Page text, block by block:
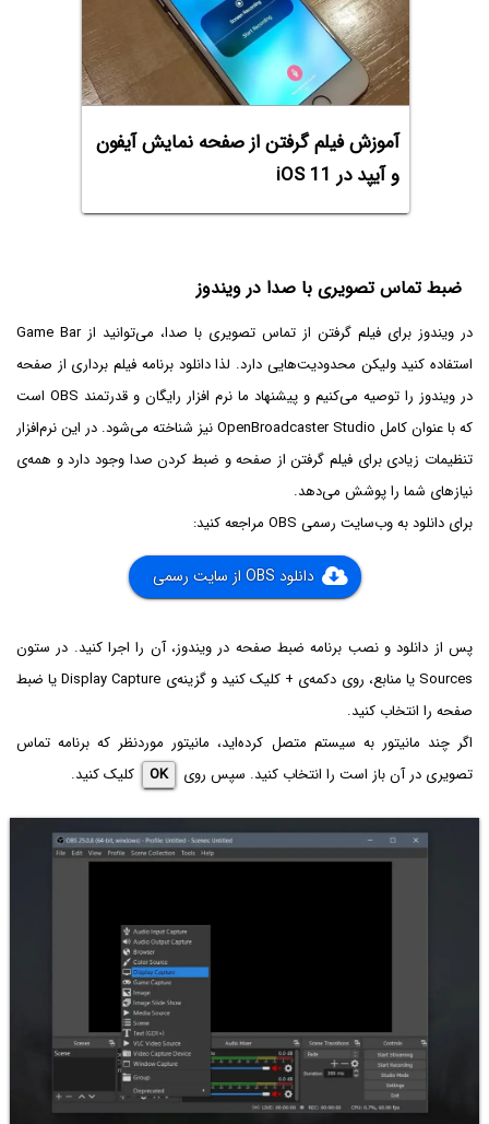
آموزش فیلم گرفتن از صفحه نمایش آیفون
و آیپد در iOS 11
ضبط تماس تصویری با صدا در ویندوز
در ویندوز برای فیلم گرفتن از تماس تصویری با صدا، می‌توانید از Game Bar
استفاده کنید ولیکن محدودیت‌هایی دارد. لذا دانلود برنامه فیلم برداری از صفحه
در ویندوز را توصیه می‌کنیم و پیشنهاد ما نرم افزار رایگان و قدرتمند OBS است
که با عنوان کامل OpenBroadcaster Studio نیز شناخته می‌شود. در این نرم‌افزار
تنظیمات زیادی برای فیلم گرفتن از صفحه و ضبط کردن صدا وجود دارد و همه‌ی
نیازهای شما را پوشش می‌دهد.
برای دانلود به وب‌سایت رسمی OBS مراجعه کنید:
دانلود OBS از سایت رسمی
پس از دانلود و نصب برنامه ضبط صفحه در ویندوز، آن را اجرا کنید. در ستون
Sources یا منابع، روی دکمه‌ی + کلیک کنید و گزینه‌ی Display Capture یا ضبط
صفحه را انتخاب کنید.
اگر چند مانیتور به سیستم متصل کرده‌اید، مانیتور موردنظر که برنامه تماس
تصویری در آن باز است را انتخاب کنید. سپس روی
OK کلیک کنید.